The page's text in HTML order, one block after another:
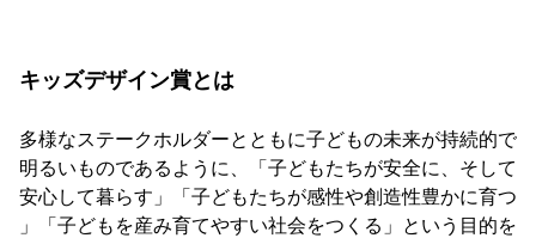
キッズデザイン賞とは
多様なステークホルダーとともに子どもの未来が持続的で
明るいものであるように、「子どもたちが安全に、そして
安心して暮らす」「子どもたちが感性や創造性豊かに育つ
」「子どもを産み育てやすい社会をつくる」という目的を